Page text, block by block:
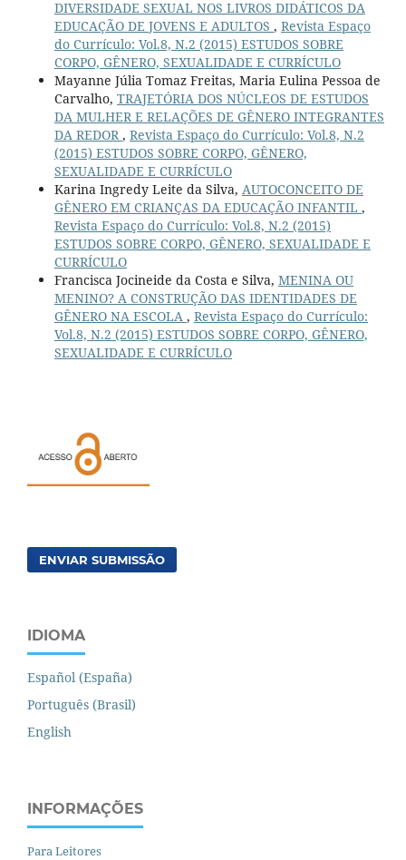
DIVERSIDADE SEXUAL NOS LIVROS DIDÁTICOS DA
EDUCAÇÃO DE JOVENS E ADULTOS , Revista Espaço
do Currículo: Vol.8, N.2 (2015) ESTUDOS SOBRE
CORPO, GÊNERO, SEXUALIDADE E CURRÍCULO
Mayanne Júlia Tomaz Freitas, Maria Eulina Pessoa de
Carvalho, TRAJETÓRIA DOS NÚCLEOS DE ESTUDOS
DA MULHER E RELAÇÕES DE GÊNERO INTEGRANTES
DA REDOR, Revista Espaço do Currículo: Vol.8, N.2
(2015) ESTUDOS SOBRE CORPO, GÊNERO,
SEXUALIDADE E CURRÍCULO
Karina Ingredy Leite da Silva, AUTOCONCEITO DE
GÊNERO EM CRIANÇAS DA EDUCAÇÃO INFANTIL ,
Revista Espaço do Currículo: Vol.8, N.2 (2015)
ESTUDOS SOBRE CORPO, GÊNERO, SEXUALIDADE E
CURRÍCULO
Francisca Jocineide da Costa e Silva, MENINA OU
MENINO? A CONSTRUÇÃO DAS IDENTIDADES DE
GÊNERO NA ESCOLA , Revista Espaço do Currículo:
Vol.8, N.2 (2015) ESTUDOS SOBRE CORPO, GÊNERO,
SEXUALIDADE E CURRÍCULO
ENVIAR SUBMISSÃO
IDIOMA
Español (España)
Português (Brasil)
English
INFORMAÇÕES
Para Leitores